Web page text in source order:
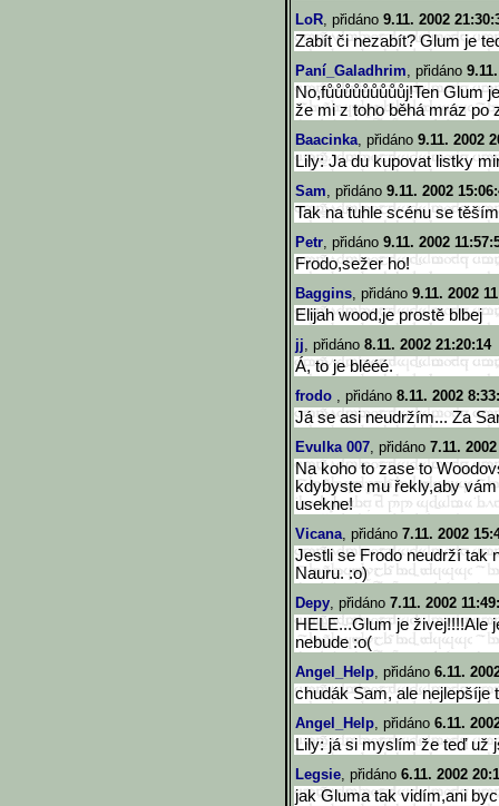
LoR, přidáno 9.11. 2002
Zabít či nezabít? Glum je
Paní_Galadhrim, přidáno
No,fůůůůůůůůůj!Ten Glum
že mi z toho běhá mráz po
Baacinka, přidáno 9.11. 2002
Lily: Ja du kupovat listky
Sam, přidáno 9.11. 2002
Tak na tuhle scénu se
Petr, přidáno 9.11. 2002
Frodo,sežer ho!
Baggins, přidáno 9.11. 2002
Elijah wood,je prostě blbej
jj, přidáno 8.11. 2002 21:20:14
Á, to je blééé.
frodo , přidáno 8.11. 2002
Já se asi neudržím... Za
Evulka 007, přidáno 7.11.
Na koho to zase to
kdybyste mu řekly,aby
usekne!
Vicana, přidáno 7.11. 2002
Jestli se Frodo neudrží tak
Nauru. :o)
Depy, přidáno 7.11. 2002
HELE...Glum je živej!!!!Ale
nebude :o(
Angel_Help, přidáno 6.11.
chudák Sam, ale
Angel_Help, přidáno 6.11.
Lily: já si myslím že teď už
Legsie, přidáno 6.11. 2002
jak Gluma tak vidím,ani